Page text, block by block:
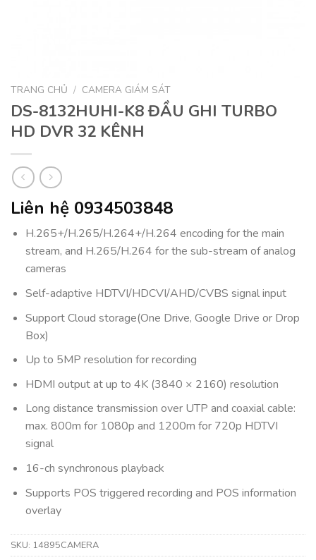
TRANG CHỦ / CAMERA GIÁM SÁT
DS-8132HUHI-K8 ĐẦU GHI TURBO
HD DVR 32 KÊNH
Liên hệ 0934503848
H.265+/H.265/H.264+/H.264 encoding for the main
stream, and H.265/H.264 for the sub-stream of analog
cameras
Self-adaptive HDTVI/HDCVI/AHD/CVBS signal input
Support Cloud storage(One Drive, Google Drive or Drop
Box)
Up to 5MP resolution for recording
HDMI output at up to 4K (3840 × 2160) resolution
Long distance transmission over UTP and coaxial cable:
max. 800m for 1080p and 1200m for 720p HDTVI
signal
16-ch synchronous playback
Supports POS triggered recording and POS information
overlay
SKU: 14895CAMERA